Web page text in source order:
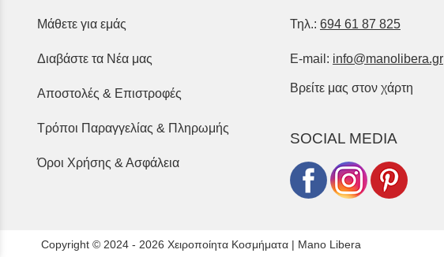
Μάθετε για εμάς
Διαβάστε τα Νέα μας
Αποστολές & Επιστροφές
Τρόποι Παραγγελίας & Πληρωμής
Όροι Χρήσης & Ασφάλεια
Τηλ.: 694 61 87 825
E-mail: info@manolibera.gr
Βρείτε μας στον χάρτη
SOCIAL MEDIA
Copyright © 2024 - 2026 Χειροποίητα Κοσμήματα | Mano Libera